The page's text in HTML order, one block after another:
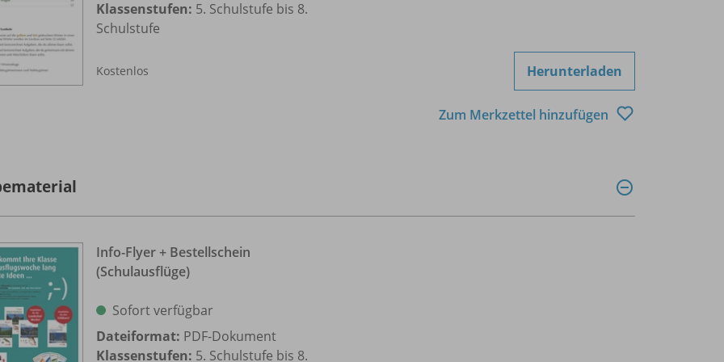
Klassenstufen: 5. Schulstufe bis 8.
Schulstufe
Kostenlos Herunterladen
Zum Merkzettel hinzufügen
Info-Flyer + Bestellschein
(Schulausflüge)
Sofort verfügbar
Dateiformat: PDF-Dokument
Klassenstufen: 5. Schulstufe bis 8.